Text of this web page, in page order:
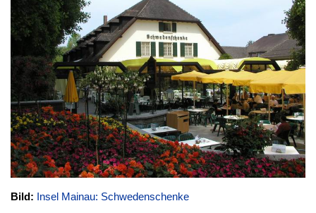
Bild: Insel Mainau: Schwedenschenke